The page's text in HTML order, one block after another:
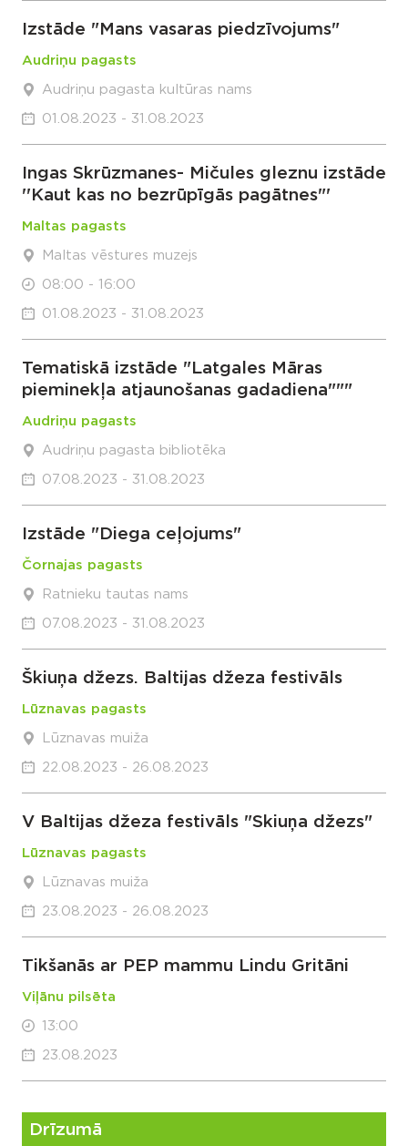
Izstāde "Mans vasaras piedzīvojums"
Audriņu pagasts
Audriņu pagasta kultūras nams
01.08.2023 - 31.08.2023
Ingas Skrūzmanes- Mičules gleznu izstāde
''Kaut kas no bezrūpīgās pagātnes"'
Maltas pagasts
Maltas vēstures muzejs
08:00 - 16:00
01.08.2023 - 31.08.2023
Tematiskā izstāde "Latgales Māras
pieminekļa atjaunošanas gadadiena"""
Audriņu pagasts
Audriņu pagasta bibliotēka
07.08.2023 - 31.08.2023
Izstāde "Diega ceļojums"
Čornajas pagasts
Ratnieku tautas nams
07.08.2023 - 31.08.2023
Škiuņa džezs. Baltijas džeza festivāls
Lūznavas pagasts
Lūznavas muiža
22.08.2023 - 26.08.2023
V Baltijas džeza festivāls "Skiuņa džezs"
Lūznavas pagasts
Lūznavas muiža
23.08.2023 - 26.08.2023
Tikšanās ar PEP mammu Lindu Gritāni
Viļānu pilsēta
13:00
23.08.2023
Drīzumā